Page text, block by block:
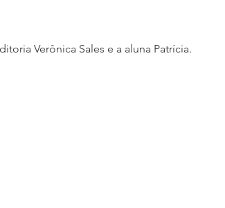
Verônica Sales e a aluna Patrícia.